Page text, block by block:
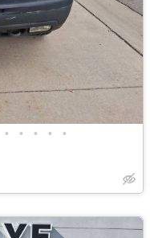
• • • • •